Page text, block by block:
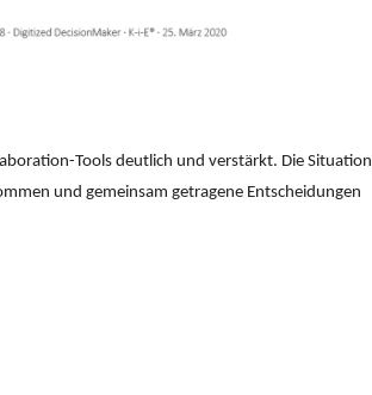
Tools deutlich und verstärkt. Die Situation
und gemeinsam getragene Entscheidungen